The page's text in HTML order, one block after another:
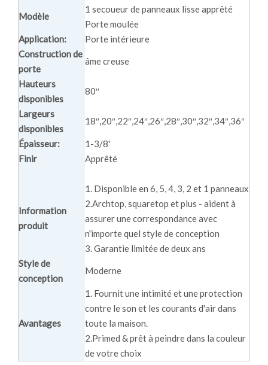
Modèle
1 secoueur de panneaux lisse apprêté
Porte moulée
Application:
Porte intérieure
Construction de
porte
âme creuse
Hauteurs
disponibles
80″
Largeurs
disponibles
18″,20″,22″,24″,26″,28″,30″,32″,34″,36″
Épaisseur:
1-3/8'
Finir
Apprêté
Information
produit
1. Disponible en 6, 5, 4, 3, 2 et 1 panneaux
2.Archtop, squaretop et plus - aident à
assurer une correspondance avec
n'importe quel style de conception
3. Garantie limitée de deux ans
Style de
conception
Moderne
Avantages
1. Fournit une intimité et une protection
contre le son et les courants d'air dans
toute la maison.
2.Primed & prêt à peindre dans la couleur
de votre choix